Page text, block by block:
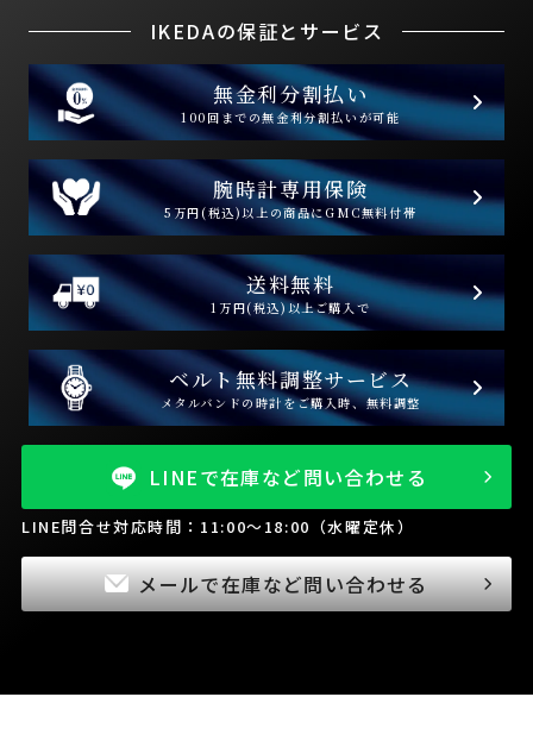
IKEDAの保証とサービス
無金利分割払い
100回までの無金利分割払いが可能
腕時計専用保険
5万円(税込)以上の商品にGMC無料付帯
送料無料
1万円(税込)以上ご購入で
ベルト無料調整サービス
メタルバンドの時計をご購入時、無料調整
LINEで在庫など問い合わせる
LINE問合せ対応時間：11:00～18:00（水曜定休）
メールで在庫など問い合わせる